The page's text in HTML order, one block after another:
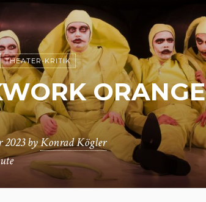
THEATER-KRITIK
ORANGE
2023byKonrad Kögler